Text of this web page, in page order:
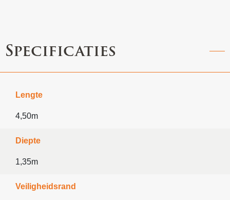
Specificaties
Lengte
4,50m
Diepte
1,35m
Veiligheidsrand